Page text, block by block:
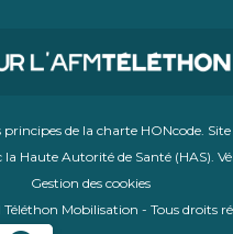
principes de la charte HONcode.
Haute Autorité de Santé (HAS).
Gestion des cookies
Mobilisation - Tous droits